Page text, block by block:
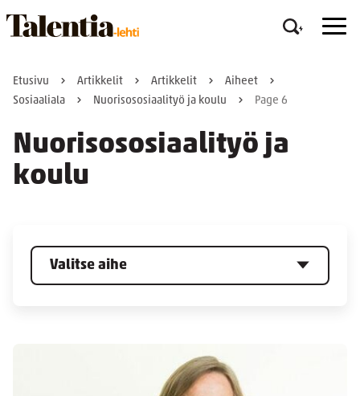
Etusivu Artikkelit Artikkelit
Aiheet
Sosiaaliala
Nuorisososiaalityö ja koulu Page 6
Nuorisososiaalityö ja
koulu
Valitse aihe